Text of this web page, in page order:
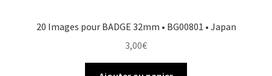
20 Images pour BADGE 32mm • BG00801 • Japan
3,00€